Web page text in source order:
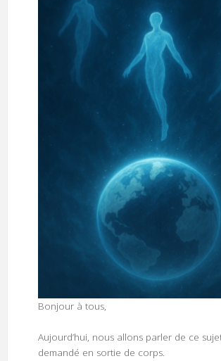
Bonjour à tous,
Aujourd’hui, nous allons parler de ce
demandé en sortie de corps.